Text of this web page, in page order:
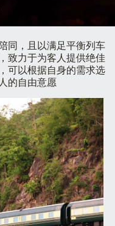
同，且以满足平衡列车
致力于为客人提供绝佳
可以根据自身的需求选
的自由意愿